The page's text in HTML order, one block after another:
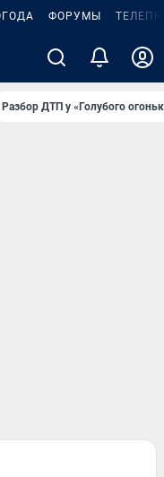
ФОРУМЫ
Разбор ДТП у «Голубого